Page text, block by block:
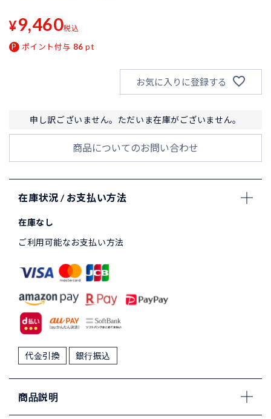
¥9,460税込
ポイント付与 86 pt
お気に入りに登録する
申し訳ございません。ただいま在庫がございません。
商品についてのお問い合わせ
在庫状況 / お支払い方法
在庫なし
ご利用可能なお支払い方法
代金引換 銀行振込
商品説明